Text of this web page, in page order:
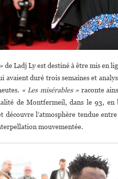
de Ladj Ly est destiné à être mis en
avaient duré trois semaines et
« Les misérables » raconte
de Montfermeil, dans le 93,
découvre l’atmosphère tendue
mouvementée.